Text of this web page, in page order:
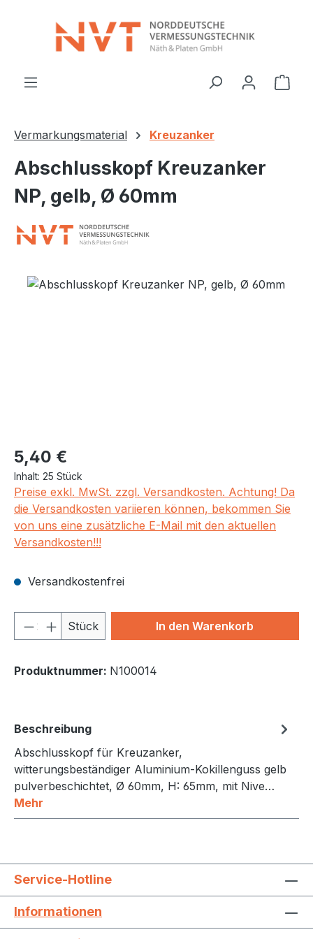
Vermarkungsmaterial Kreuzanker
Abschlusskopf Kreuzanker
NP, gelb, Ø 60mm
Bildergalerie überspringen
Regulärer Preis:
5,40 €
Inhalt: 25 Stück
Preise exkl. MwSt. zzgl. Versandkosten. Achtung! Da
die Versandkosten variieren können, bekommen Sie
von uns eine zusätzliche E-Mail mit den aktuellen
Versandkosten!!!
Versandkostenfrei
Produkt Anzahl: Gib den
Stück In den Warenkorb
Produktnummer: N100014
Beschreibung
Abschlusskopf für Kreuzanker,
witterungsbeständiger Aluminium-Kokillenguss gelb
pulverbeschichtet, Ø 60mm, H: 65mm, mit Nive…
Mehr
Service-Hotline
Informationen